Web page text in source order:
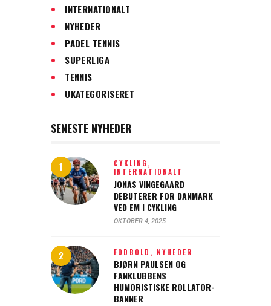
INTERNATIONALT
NYHEDER
PADEL TENNIS
SUPERLIGA
TENNIS
UKATEGORISERET
SENESTE NYHEDER
CYKLING,
INTERNATIONALT
JONAS VINGEGAARD
DEBUTERER FOR DANMARK
VED EM I CYKLING
OKTOBER 4, 2025
FODBOLD, NYHEDER
BJØRN PAULSEN OG
FANKLUBBENS
HUMORISTISKE ROLLATOR-
BANNER